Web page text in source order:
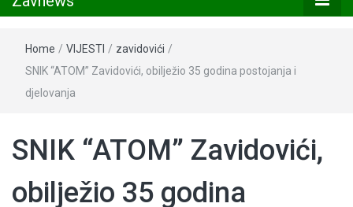
Home / VIJESTI / zavidovići /
SNIK “ATOM” Zavidovići, obilježio 35 godina postojanja i
djelovanja
SNIK “ATOM” Zavidovići,
obilježio 35 godina